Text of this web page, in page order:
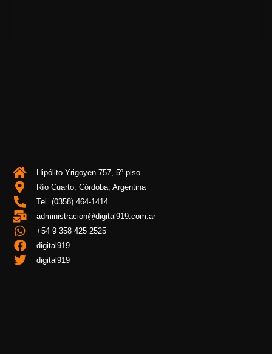
Hipólito Yrigoyen 757, 5º piso
Río Cuarto, Córdoba, Argentina
Tel. (0358) 464-1414
administracion@digital919.com.ar
+54 9 358 425 2525
digital919
digital919